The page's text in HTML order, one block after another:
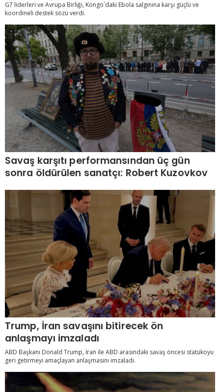
G7 liderleri ve Avrupa Birliği, Kongo´daki Ebola salgınına karşı güçlü ve
koordineli destek sözü verdi.
Savaş karşıtı performansından üç gün
sonra öldürülen sanatçı: Robert Kuzovkov
Trump, İran savaşını bitirecek ön
anlaşmayı imzaladı
ABD Başkanı Donald Trump, İran ile ABD arasındaki savaş öncesi statükoyu
geri getirmeyi amaçlayan anlaşmasını imzaladı.